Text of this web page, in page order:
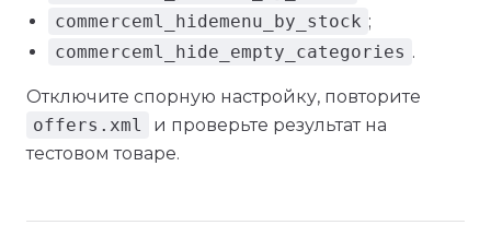
commerceml_hidemenu_by_stock ;
commerceml_hide_empty_categories .
Отключите спорную настройку, повторите
offers.xml
и проверьте результат на
тестовом товаре.